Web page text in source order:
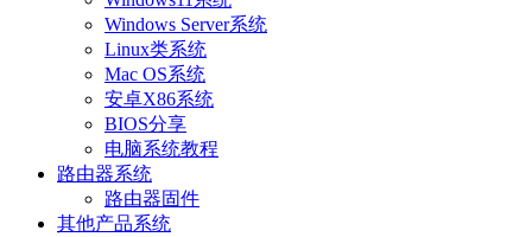
Windows Server系统
Linux类系统
Mac OS系统
安卓X86系统
BIOS分享
电脑系统教程
路由器系统
路由器固件
其他产品系统